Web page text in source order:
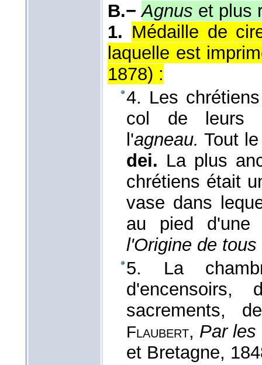
B.− Agnus et plus
1. Médaille de
laquelle est
1878) :
4. Les
col de leurs
l'agneau. Tout
dei. La plus
chrétiens était
vase dans
au pied
l'Origine de
5. La
sacrements,
Flaubert, Par les
et Bretagne,